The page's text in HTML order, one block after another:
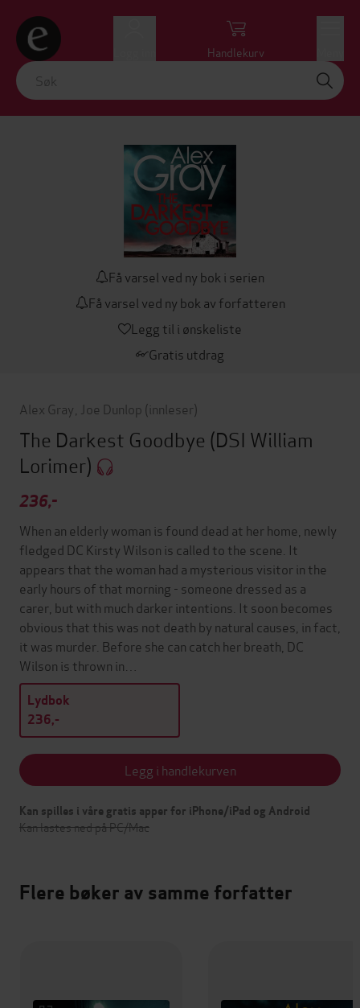
Handlekurv
Få varsel ved ny bok i serien
Få varsel ved ny bok av forfatteren
Legg til i ønskeliste
Gratis utdrag
Alex Gray Joe Dunlop (innleser)
The Darkest Goodbye (DSI William
Lorimer)
236,-
When an elderly woman is found dead at her home, newly
fledged DC Kirsty Wilson is called to the scene. It
appears that the woman had a mysterious visitor in the
early hours of that morning - someone dressed as a
carer, but with much darker intentions. It soon becomes
obvious that this was not death by natural causes, in fact,
it was murder. Before she can catch her breath, DC
Wilson is thrown in…
Lydbok
236,-
Legg i handlekurven
Kan spilles i våre gratis apper for iPhone/iPad og Android
Kan lastes ned på PC/Mac
Flere bøker av samme forfatter